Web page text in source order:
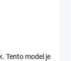
Tento model je